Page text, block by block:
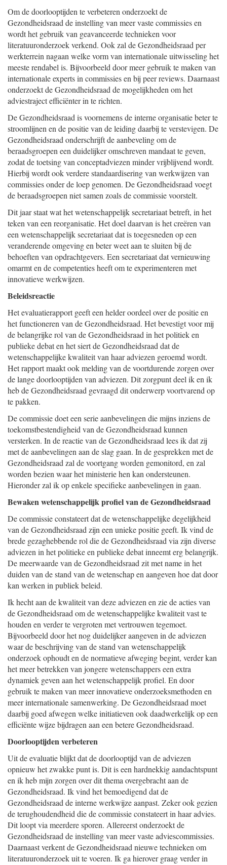
Om de doorlooptijden te verbeteren onderzoekt de
Gezondheidsraad de instelling van meer vaste commissies en
wordt het gebruik van geavanceerde technieken voor
literatuuronderzoek verkend. Ook zal de Gezondheidsraad per
werkterrein nagaan welke vorm van internationale uitwisseling het
meeste rendabel is. Bijvoorbeeld door meer gebruik te maken van
internationale experts in commissies en bij peer reviews. Daarnaast
onderzoekt de Gezondheidsraad de mogelijkheden om het
adviestraject efficiënter in te richten.
De Gezondheidsraad is voornemens de interne organisatie beter te
stroomlijnen en de positie van de leiding daarbij te verstevigen. De
Gezondheidsraad onderschrijft de aanbeveling om de
beraadsgroepen een duidelijker omschreven mandaat te geven,
zodat de toetsing van conceptadviezen minder vrijblijvend wordt.
Hierbij wordt ook verdere standaardisering van werkwijzen van
commissies onder de loep genomen. De Gezondheidsraad voegt
de beraadsgroepen niet samen zoals de commissie voorstelt.
Dit jaar staat wat het wetenschappelijk secretariaat betreft, in het
teken van een reorganisatie. Het doel daarvan is het creëren van
een wetenschappelijk secretariaat dat is toegesneden op een
veranderende omgeving en beter weet aan te sluiten bij de
behoeften van opdrachtgevers. Een secretariaat dat vernieuwing
omarmt en de competenties heeft om te experimenteren met
innovatieve werkwijzen.
Beleidsreactie
Het evaluatierapport geeft een helder oordeel over de positie en
het functioneren van de Gezondheidsraad. Het bevestigt voor mij
de belangrijke rol van de Gezondheidsraad in het politiek en
publieke debat en het siert de Gezondheidsraad dat de
wetenschappelijke kwaliteit van haar adviezen geroemd wordt.
Het rapport maakt ook melding van de voortdurende zorgen over
de lange doorlooptijden van adviezen. Dit zorgpunt deel ik en ik
heb de Gezondheidsraad gevraagd dit onderwerp voortvarend op
te pakken.
De commissie doet een serie aanbevelingen die mijns inziens de
toekomstbestendigheid van de Gezondheidsraad kunnen
versterken. In de reactie van de Gezondheidsraad lees ik dat zij
met de aanbevelingen aan de slag gaan. In de gesprekken met de
Gezondheidsraad zal de voortgang worden gemonitord, en zal
worden bezien waar het ministerie hen kan ondersteunen.
Hieronder zal ik op enkele specifieke aanbevelingen in gaan.
Bewaken wetenschappelijk profiel van de Gezondheidsraad
De commissie constateert dat de wetenschappelijke degelijkheid
van de Gezondheidsraad zijn een unieke positie geeft. Ik vind de
brede gezaghebbende rol die de Gezondheidsraad via zijn diverse
adviezen in het politieke en publieke debat inneemt erg belangrijk.
De meerwaarde van de Gezondheidsraad zit met name in het
duiden van de stand van de wetenschap en aangeven hoe dat door
kan werken in publiek beleid.
Ik hecht aan de kwaliteit van deze adviezen en zie de acties van
de Gezondheidsraad om de wetenschappelijke kwaliteit vast te
houden en verder te vergroten met vertrouwen tegemoet.
Bijvoorbeeld door het nog duidelijker aangeven in de adviezen
waar de beschrijving van de stand van wetenschappelijk
onderzoek ophoudt en de normatieve afweging begint, verder kan
het meer betrekken van jongere wetenschappers een extra
dynamiek geven aan het wetenschappelijk profiel. En door
gebruik te maken van meer innovatieve onderzoeksmethoden en
meer internationale samenwerking. De Gezondheidsraad moet
daarbij goed afwegen welke initiatieven ook daadwerkelijk op een
efficiënte wijze bijdragen aan een betere Gezondheidsraad.
Doorlooptijden verbeteren
Uit de evaluatie blijkt dat de doorlooptijd van de adviezen
opnieuw het zwakke punt is. Dit is een hardnekkig aandachtspunt
en ik heb mijn zorgen over dit thema overgebracht aan de
Gezondheidsraad. Ik vind het bemoedigend dat de
Gezondheidsraad de interne werkwijze aanpast. Zeker ook gezien
de terughoudendheid die de commissie constateert in haar advies.
Dit loopt via meerdere sporen. Allereerst onderzoekt de
Gezondheidsraad de instelling van meer vaste adviescommissies.
Daarnaast verkent de Gezondheidsraad nieuwe technieken om
literatuuronderzoek uit te voeren. Ik ga hierover graag verder in